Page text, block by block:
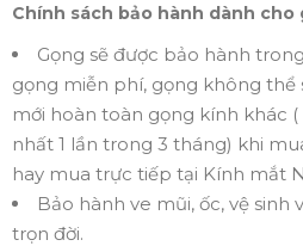
Chính sách bảo hành dành cho
Gọng sẽ được bảo hành
gọng miễn phí, gọng không thể
mới hoàn toàn gọng kính khác (
nhất 1 lần trong 3 tháng) khi
hay mua trực tiếp tại Kính mắt
Bảo hành ve mũi, ốc, vệ sinh
trọn đời.